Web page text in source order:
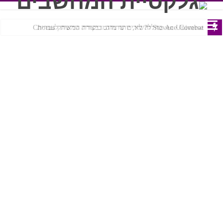
Ace Combat בחלל? לא, יותר מזה. ביקורת המשחק Chorus
Steven Universe והשירים שתורגמו בצורה נוראית לעברית